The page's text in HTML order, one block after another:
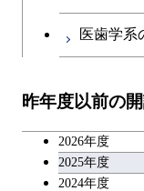
イ
技
開
専
キ
医歯学系
昨年度以前の
2026年度
2025年度
2024年度